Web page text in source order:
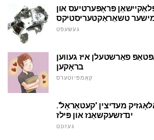
פּראָפּערטיעס און
טשאַראַקטעריסטיקס
געשעפט
פאַרשטעלן איז געווען
בראָקען
קאָמפּיוטערס
מעדיצין 'קעטאָראָל'.
ינדזשעקשאַנז און פּילז
געזונט